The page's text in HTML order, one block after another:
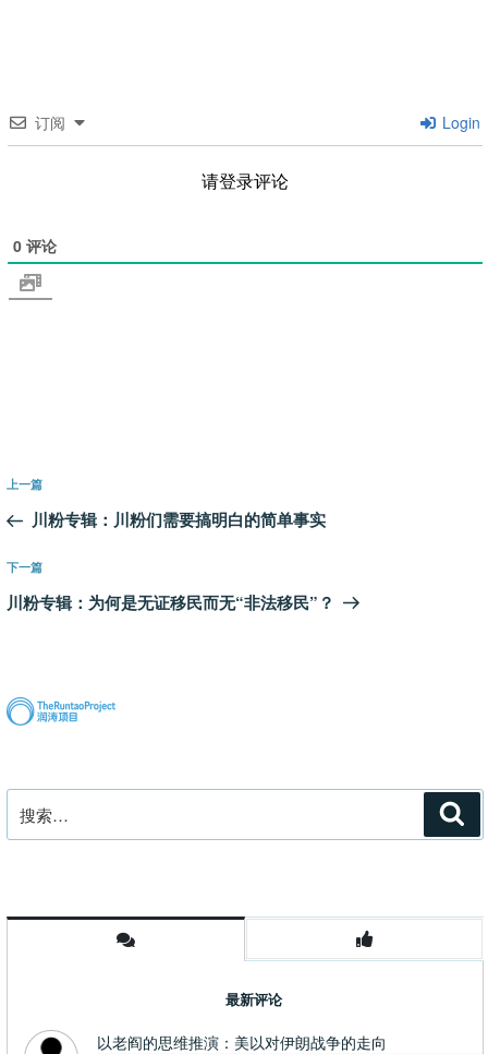
订阅 Login
请登录评论
0 评论
文
导
航
上
一
文
章
上一篇
川粉专辑：川粉们需要搞明白的简单事实
下
一
下一篇
川粉专辑：为何是无证移民而无“非法移民”？
索：
最新评论
以老阎的思维推演：美以对伊朗战争的走向